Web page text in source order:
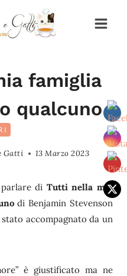
famiglia
qualcuno
Gatti 13 Marzo 2023
di Tutti nella mia
di Benjamin Stevenson
accompagnato da un
è giustificato ma ne